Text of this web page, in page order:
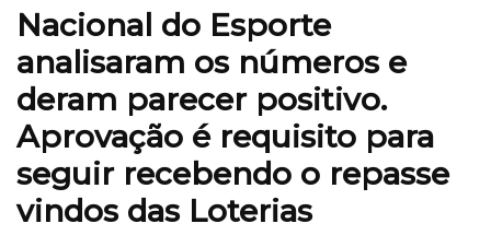
Nacional do Esporte
analisaram os números e
deram parecer positivo.
Aprovação é requisito para
seguir recebendo o repasse
vindos das Loterias